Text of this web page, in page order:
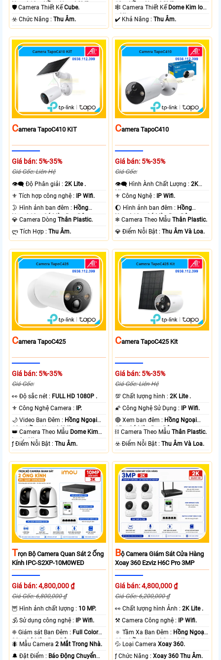
Ngoại 10m Hồng Ngoại SMD.
🛡 Camera Thiết KếCube.
️☣️ Chức Năng :Thu Âm.
10m Hồng Ngoại SMD.
🕸️ Camera Thiết Kế Dome Kim loại
+ Nhựa.
️✔️ Khả Năng :Thu Âm.
CAmera TapoC410 KIT
Giá bán: 5%-35%
Giá Gốc: Liên Hệ
👁️‍🗨 Độ Phân giải :2K Lite .
⚜️ Tích hợp công nghệ :
IP Wifi.
🌛 Hình ảnh ban đêm : Hồng
Ngoại 10m Có Màu Ban Ðêm.
💎 Camera DòngThân Plastic.
️ლ Tích Hợp :Thu Âm.
CAmera TapoC410
Giá bán: 5%-35%
Giá Gốc:
👁️‍🗨 Hình Ành Chất Lượng :2K
Lite .
⚜️ Công Nghệ :
IP Wifi.
🌔 Hình ảnh ban đêm : Hồng
Ngoại 10m Có Màu Ban Ðêm.
❄ Camera Theo MẫuThân Plastic.
️💎 Điểm Nỗi Bật :Thu Âm Và Loa.
CAmera TapoC425
Giá bán: 5%-35%
Giá Gốc:
️👀 Độ sắc nét : FULL HD 1080P .
⚜️ Công Nghệ Camera :
IP.
🌙 Video Ban Đêm : Hồng Ngoại
10m Hồng Ngoại SMD.
👑 Camera Theo Mẫu Dome Kim
loại + Nhựa.
️ƒ Điểm Nỗi Bật :Thu Âm.
CAmera TapoC425 Kit
Giá bán: 5%-35%
Giá Gốc: Liên Hệ
💯 Chất lượng hình :2K Lite .
🌠 Công Nghệ Sử Dụng :
IP Wifi.
🔴 Xem ban đêm : Hồng Ngoại
15m Có Màu Ban Ðêm.
⛓ Camera Theo MẫuThân Plastic.
️☣️ Điểm Nỗi Bật :Thu Âm Và Loa.
TRọn Bộ Camera Quan Sát 2 Ống
Kính IPC-S2XP-10M0WED
Giá bán: 4,800,000 ₫
Giá Gốc: 6,800,000 ₫
🦉 Hình ảnh chất lượng : 10 MP.
🕉️ Sử dụng công nghệ : IP Wifi.
❈ Giám sát Ban Đêm : Full Color
20m Có Màu Ban Ðêm.
🐜 Mẫu Camera2 Mắt Trong Nhà.
️🔔 Đặt Điểm : Báo Động Chuyển
BỘ Camera Giám Sát Cửa Hàng
Xoay 360 Ezviz H6C Pro 3MP
Giá bán: 4,800,000 ₫
Giá Gốc: 6,200,000 ₫
️👀 Chất lượng hình Ảnh :2K Lite .
⚒ Camera Công nghệ : IP Wifi.
🔅 Tầm Xa Ban Đêm : Hồng Ngoại
10m Hồng Ngoại Smart IR.
💦 Loại CameraXoay 360.
️ƒ Chức Năng :Xoay 360 Thu Âm.